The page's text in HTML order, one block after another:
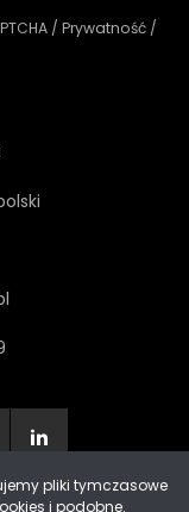
/ Prywatność /
pliki tymczasowe
i podobne.